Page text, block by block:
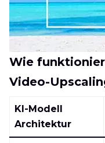
Wie
Video-
KI-Modell
Architektur